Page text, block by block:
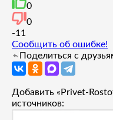
0
0
-1 1
Сообщить об ошибке!
Поделиться с
Добавить «Privet-
источников: